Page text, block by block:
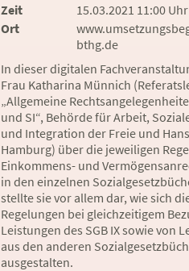
Zeit
15.03.2021 11:00
Ort
bthg.de
In dieser digitalen
Frau Katharina Münnich
„Allgemeine
und SI“, Behörde für Arbeit,
und Integration der Freie und
Hamburg) über die jeweiligen
Einkommens- und
in den einzelnen
stellte sie vor allem dar, wie sich
Regelungen bei gleichzeitigem
Leistungen des SGB IX sowie von
aus den anderen
ausgestalten.